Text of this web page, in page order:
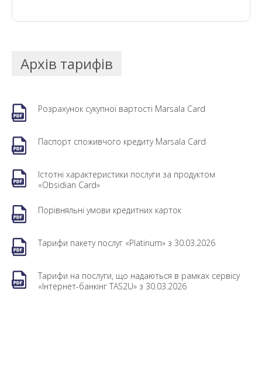
Архів тарифів
Розрахунок сукупної вартості Marsala Card
Паспорт споживчого кредиту Marsala Card
Істотні характеристики послуги за продуктом
«Obsidian Card»
Порівняльні умови кредитних карток
Тарифи пакету послуг «Platinum» з 30.03.2026
Тарифи на послуги, що надаються в рамках сервісу
«Інтернет-банкінг TAS2U» з 30.03.2026